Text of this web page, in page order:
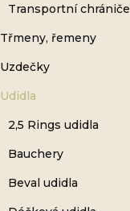
Transportní chrániče
Třmeny, řemeny
Uzdečky
Udidla
2,5 Rings udidla
Bauchery
Beval udidla